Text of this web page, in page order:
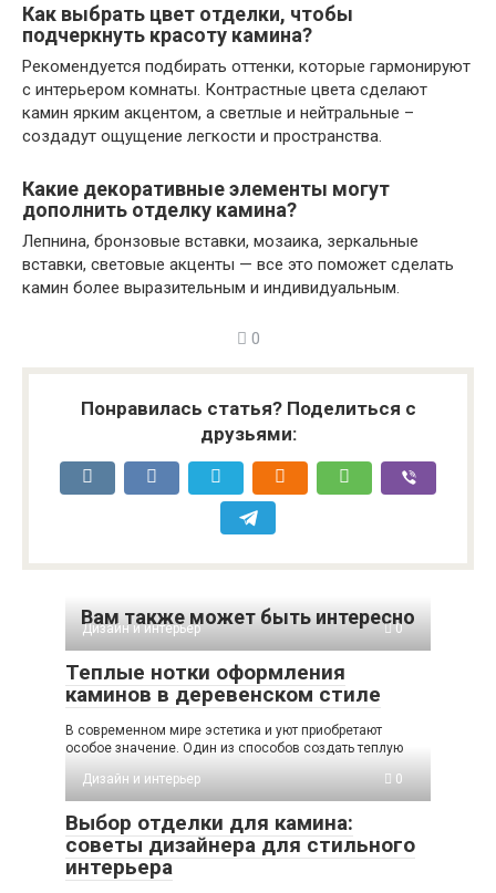
Как выбрать цвет отделки, чтобы
подчеркнуть красоту камина?
Рекомендуется подбирать оттенки, которые гармонируют
с интерьером комнаты. Контрастные цвета сделают
камин ярким акцентом, а светлые и нейтральные –
создадут ощущение легкости и пространства.
Какие декоративные элементы могут
дополнить отделку камина?
Лепнина, бронзовые вставки, мозаика, зеркальные
вставки, световые акценты — все это поможет сделать
камин более выразительным и индивидуальным.
0
Понравилась статья? Поделиться с
друзьями:
Вам также может быть интересно
Дизайн и интерьер 0
Теплые нотки оформления
каминов в деревенском стиле
В современном мире эстетика и уют приобретают
особое значение. Один из способов создать теплую
Дизайн и интерьер
0
Выбор отделки для камина:
советы дизайнера для стильного
интерьера